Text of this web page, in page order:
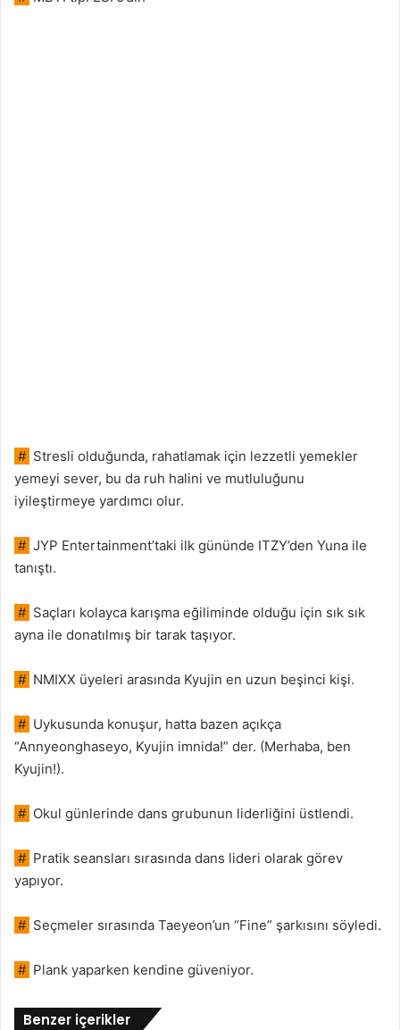
# Stresli olduğunda, rahatlamak için lezzetli yemekler
yemeyi sever, bu da ruh halini ve mutluluğunu
iyileştirmeye yardımcı olur.
# JYP Entertainment’taki ilk gününde ITZY’den Yuna ile
tanıştı.
# Saçları kolayca karışma eğiliminde olduğu için sık sık
ayna ile donatılmış bir tarak taşıyor.
# NMIXX üyeleri arasında Kyujin en uzun beşinci kişi.
# Uykusunda konuşur, hatta bazen açıkça
“Annyeonghaseyo, Kyujin imnida!” der. (Merhaba, ben
Kyujin!).
# Okul günlerinde dans grubunun liderliğini üstlendi.
# Pratik seansları sırasında dans lideri olarak görev
yapıyor.
# Seçmeler sırasında Taeyeon’un “Fine” şarkısını söyledi.
# Plank yaparken kendine güveniyor.
Benzer içerikler